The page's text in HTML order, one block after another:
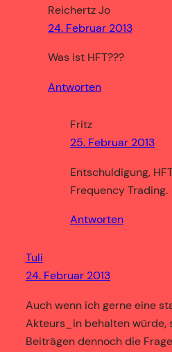
Reichertz Jo
24. Februar 2013
Was ist HFT???
Antworten
Fritz
25. Februar 2013
Entschuldigung,
Frequency Trading.
Antworten
Tuli
24. Februar 2013
Auch wenn ich gerne eine
Akteurs_in behalten würde,
Beiträgen dennoch die